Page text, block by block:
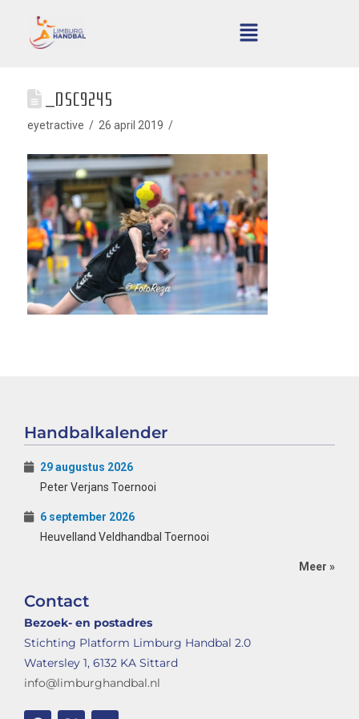
_DSC9245
eyetractive 26 april 2019
Handbalkalender
29 augustus 2026
Peter Verjans Toernooi
6 september 2026
Heuvelland Veldhandbal Toernooi
Meer »
Contact
Bezoek- en postadres
Stichting Platform Limburg Handbal 2.0
Watersley 1, 6132 KA Sittard
info@limburghandbal.nl